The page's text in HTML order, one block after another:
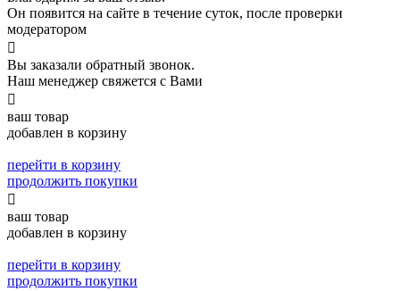
Он появится на сайте в течение суток, после проверки
модератором

Вы заказали обратный звонок.
Наш менеджер свяжется с Вами

ваш товар
добавлен в корзину
перейти в корзину
продолжить покупки

ваш товар
добавлен в корзину
перейти в корзину
продолжить покупки